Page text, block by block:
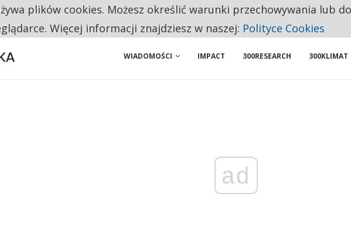
UDERZAJĄ W EUROPEJSKI PRZEMYSŁ. NA LIŚCIE SĄ DWA PODMIOTY Z POLSKI
WIADOMOŚCI IMPACT 300RESEARCH 300KLIMAT
ad
plików cookies. Możesz określić warunki przechowywania lub
Więcej informacji znajdziesz w naszej: Polityce Cookies